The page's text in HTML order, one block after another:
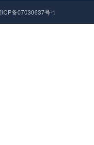
备07030637号-1